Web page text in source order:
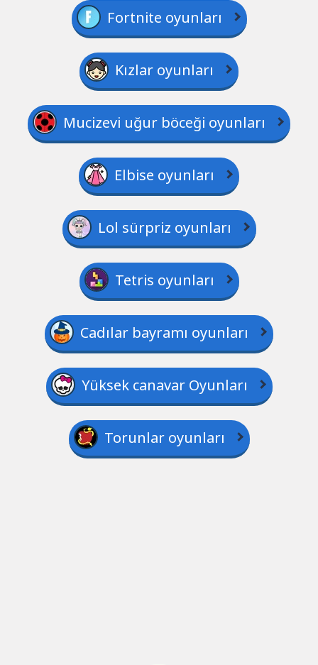
Fortnite oyunları
Kızlar oyunları
Mucizevi uğur böceği oyunları
Elbise oyunları
Lol sürpriz oyunları
Tetris oyunları
Cadılar bayramı oyunları
Yüksek canavar Oyunları
Torunlar oyunları